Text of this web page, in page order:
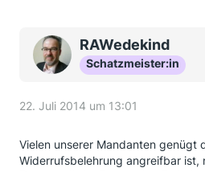
RAWedekind
Schatzmeister:in
22. Juli 2014 um 13:01
Vielen unserer Mandanten genügt
Widerrufsbelehrung angreifbar ist,